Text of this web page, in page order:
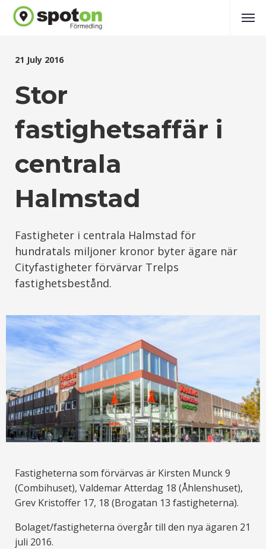
21 July 2016
Stor
fastighetsaffär i
centrala
Halmstad
Fastigheter i centrala Halmstad för
hundratals miljoner kronor byter ägare när
Cityfastigheter förvärvar Trelps
fastighetsbestånd.
Fastigheterna som förvärvas är Kirsten Munck 9
(Combihuset), Valdemar Atterdag 18 (Åhlenshuset),
Grev Kristoffer 17, 18 (Brogatan 13 fastigheterna).
Bolaget/fastigheterna övergår till den nya ägaren 21
juli 2016.